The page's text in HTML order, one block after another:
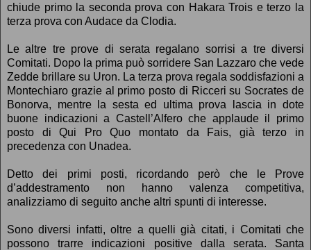
chiude primo la seconda prova con Hakara Trois e terzo la
terza prova con Audace da Clodia.
Le altre tre prove di serata regalano sorrisi a tre diversi
Comitati. Dopo la prima può sorridere San Lazzaro che vede
Zedde brillare su Uron. La terza prova regala soddisfazioni a
Montechiaro grazie al primo posto di Ricceri su Socrates de
Bonorva, mentre la sesta ed ultima prova lascia in dote
buone indicazioni a Castell’Alfero che applaude il primo
posto di Qui Pro Quo montato da Fais, già terzo in
precedenza con Unadea.
Detto dei primi posti, ricordando però che le Prove
d’addestramento non hanno valenza competitiva,
analizziamo di seguito anche altri spunti di interesse.
Sono diversi infatti, oltre a quelli già citati, i Comitati che
possono trarre indicazioni positive dalla serata. Santa